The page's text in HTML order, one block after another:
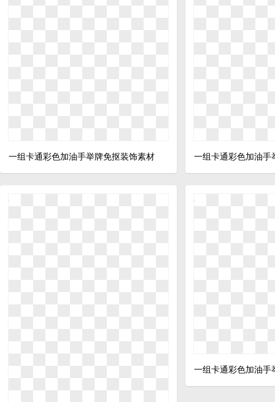
一组卡通彩色加油手举牌免抠装饰素材